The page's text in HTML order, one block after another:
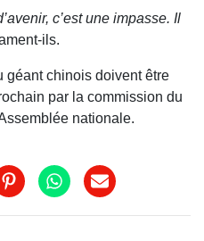
c’est une impasse. Il
ils.
géant chinois doivent être
par la commission du
nationale.